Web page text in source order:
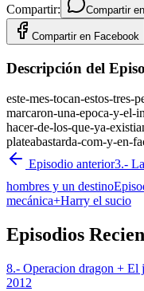
Compartir:
Compartir en
Compartir en Facebook
Descripción del
este-mes-tocan-estos-tres-
marcaron-una-epoca-y-el-
hacer-de-los-que-ya-
plateabastarda-com-y-en-
Episodio anterior3.-
hombres y un destino
mecánica+Harry el sucio
Episodios
8.- Operacion dragon + El
2012